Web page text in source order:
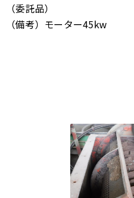
（委託品）
（備考）モーター45kw